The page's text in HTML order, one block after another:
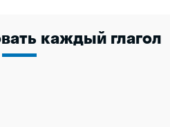
каждый глагол